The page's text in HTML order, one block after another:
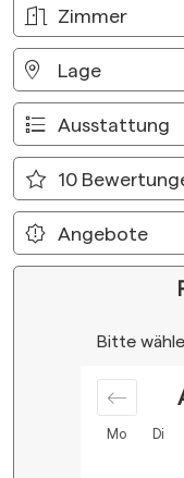
Zimmer
Lage
Ausstattung
10
Angebote
Bitte
Mo Di